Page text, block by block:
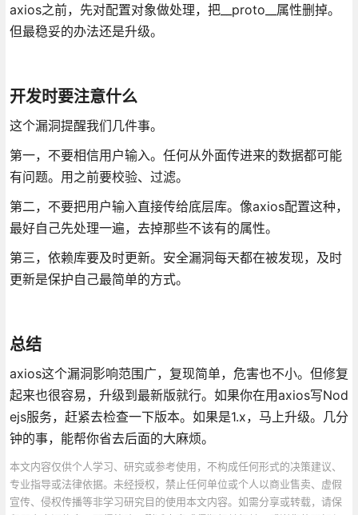
axios之前，先对配置对象做处理，把__proto__属性删掉。
但最稳妥的办法还是升级。
开发时要注意什么
这个漏洞提醒我们几件事。
第一，不要相信用户输入。任何从外面传进来的数据都可能
有问题。用之前要校验、过滤。
第二，不要把用户输入直接传给底层库。像axios配置这种，
最好自己先处理一遍，去掉那些不该有的属性。
第三，依赖库要及时更新。安全漏洞每天都在被发现，及时
更新是保护自己最简单的方式。
总结
axios这个漏洞影响范围广，复现简单，危害也不小。但修复
起来也很容易，升级到最新版就行。如果你在用axios写Nod
ejs服务，赶紧去检查一下版本。如果是1.x，马上升级。几分
钟的事，能帮你省去后面的大麻烦。
本文内容仅供个人学习、研究或参考使用，不构成任何形式的决策建议、
专业指导或法律依据。未经授权，禁止任何单位或个人以商业售卖、虚假
宣传、侵权传播等非学习研究目的使用本文内容。如需分享或转载，请保